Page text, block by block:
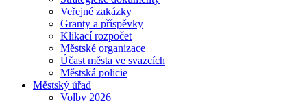
Veřejné zakázky
Granty a příspěvky
Klikací rozpočet
Městské organizace
Účast města ve svazcích
Městská policie
Městský úřad
Volby 2026